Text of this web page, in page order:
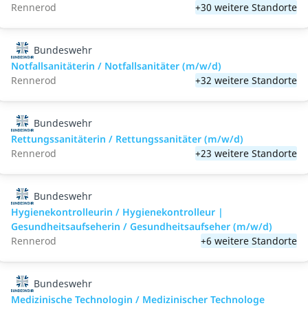
Rennerod
+30 weitere Standorte
Bundeswehr
Notfallsanitäterin / Notfallsanitäter (m/w/d)
Rennerod
+32 weitere Standorte
Bundeswehr
Rettungssanitäterin / Rettungssanitäter (m/w/d)
Rennerod
+23 weitere Standorte
Bundeswehr
Hygienekontrolleurin / Hygienekontrolleur |
Gesundheitsaufseherin / Gesundheitsaufseher (m/w/d)
Rennerod
+6 weitere Standorte
Bundeswehr
Medizinische Technologin / Medizinischer Technologe